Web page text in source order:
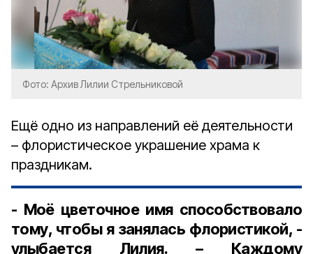
Фото: Архив Лилии Стрельниковой
Ещё одно из направлений её деятельности
– флористическое украшение храма к
праздникам.
- Моё цветочное имя способствовало
тому, чтобы я занялась флористикой, -
улыбается Лилия. – Каждому